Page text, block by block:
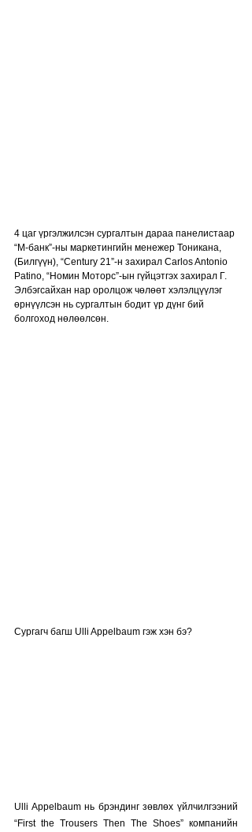
4 цаг үргэлжилсэн сургалтын дараа панелистаар
“М-банк”-ны маркетингийн менежер Тоникана,
(Билгүүн), “Century 21”-н захирал Carlos Antonio
Patino, “Номин Моторс”-ын гүйцэтгэх захирал Г.
Элбэгсайхан нар оролцож чөлөөт хэлэлцүүлэг
өрнүүлсэн нь сургалтын бодит үр дүнг бий
болгоход нөлөөлсөн.
Сургагч багш Ulli Appelbaum гэж хэн бэ?
Ulli Appelbaum нь брэндинг зөвлөх үйлчилгээний
“First the Trousers Then The Shoes” компанийн